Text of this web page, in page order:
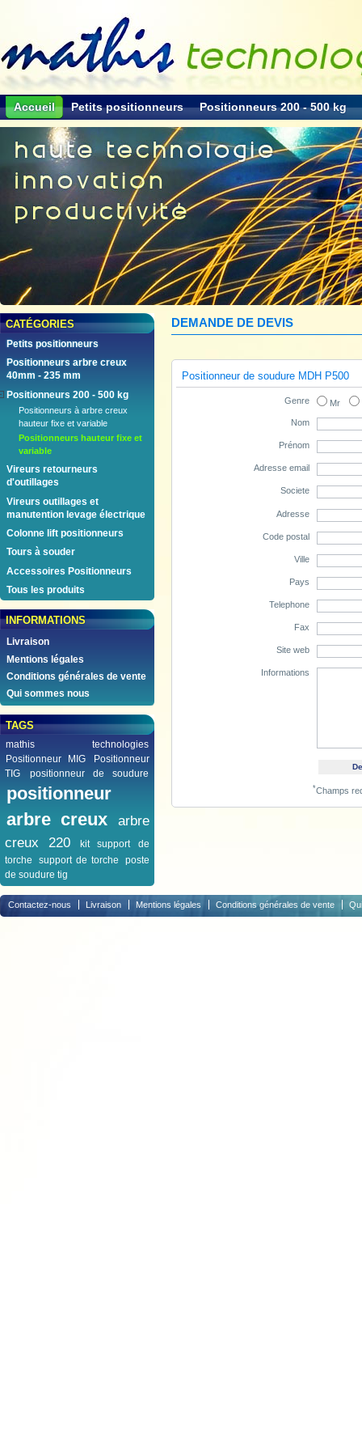
Accueil Petits positionneurs Positionneurs 200 - 500 kg
CATÉGORIES
Petits positionneurs
Positionneurs arbre creux
40mm - 235 mm
Positionneurs 200 - 500 kg
Positionneurs à arbre creux
hauteur fixe et variable
Positionneurs hauteur fixe et
variable
Vireurs retourneurs
d'outillages
Vireurs outillages et
manutention levage électrique
Colonne lift positionneurs
Tours à souder
Accessoires Positionneurs
Tous les produits
INFORMATIONS
Livraison
Mentions légales
Conditions générales de vente
Qui sommes nous
TAGS
mathis technologies
Positionneur MIG
Positionneur
TIG
positionneur de soudure
positionneur
arbre creux
arbre
creux 220
kit support de
torche
support de torche
poste
de soudure tig
DEMANDE DE DEVIS
Positionneur de soudure MDH P500
Genre Mr
Nom
Prénom
Adresse email
Societe
Adresse
Code postal
Ville
Pays
Telephone
Fax
Site web
Informations
*Champs
Contactez-nous Livraison Mentions légales Conditions générales de vente